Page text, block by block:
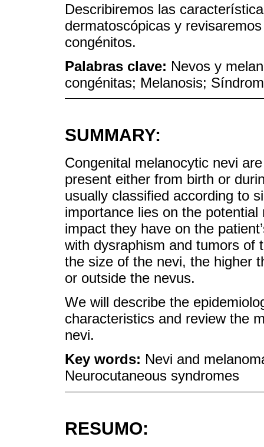
Describiremos las
dermatoscópicas y
congénitos.
Palabras clave: Nevos y
congénitas; Melanosis;
SUMMARY:
Congenital melanocytic nevi
present either from birth or
usually classified according to
importance lies on the
impact they have on the
with dysraphism and tumors of
the size of the nevi, the higher
or outside the nevus.
We will describe the
characteristics and review the
nevi.
Key words: Nevi and
Neurocutaneous syndromes
RESUMO: